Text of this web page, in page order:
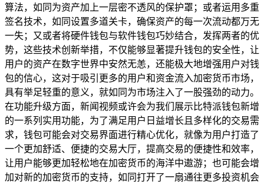
算法，如同为资产加上一层密不透风的保护罩；或者运用多重
签名技术，如同设置多道关卡，确保资产的每一次流动都万无
一失；又或者将硬件钱包与软件钱包巧妙结合，发挥两者的优
势，这些技术创新举措，不仅能够显著提升钱包的安全性，让
用户的资产在数字世界中安然无恙，还能极大地增强用户对钱
包的信心，这对于吸引更多的用户和资金流入加密货币市场，
具有举足轻重的意义，就如同为市场注入了一股强劲的动力。
在功能升级方面，新闻视频或许会为我们展示比特派钱包新增
的一系列实用功能，为了满足用户日益增长且多样化的交易需
求，钱包可能会对交易界面进行精心优化，就像为用户打造了
一个更加舒适、便捷的交易大厅，提高交易的便捷性和效率，
让用户能够更加轻松地在加密货币的海洋中遨游；也可能会增
加对新的加密货币的支持，如同打开了一扇通往更多投资机会